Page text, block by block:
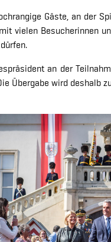
Gäste, an der
vielen Besucherinnen
an der
Übergabe wird deshalb